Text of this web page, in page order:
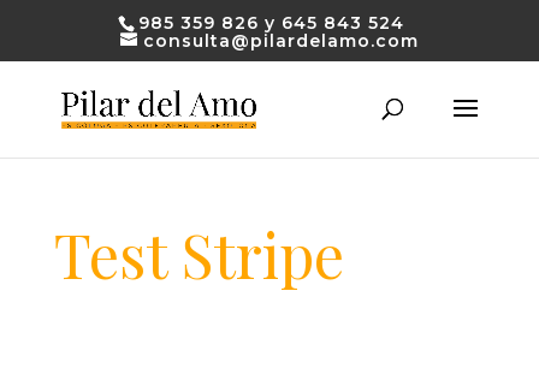
985 359 826 y 645 843 524
consulta@pilardelamo.com
Test Stripe